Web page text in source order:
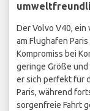
Der Volvo V40,
am Flughafen
Kompromiss bei
geringe Größe
er sich perfekt für
Paris, während
sorgenfreie Fahrt